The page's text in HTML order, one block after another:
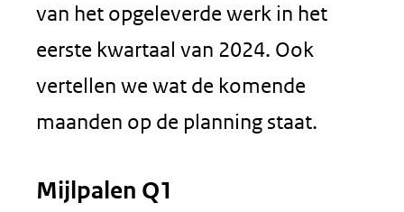
van het opgeleverde werk in het
eerste kwartaal van 2024. Ook
vertellen we wat de komende
maanden op de planning staat.
Mijlpalen Q1